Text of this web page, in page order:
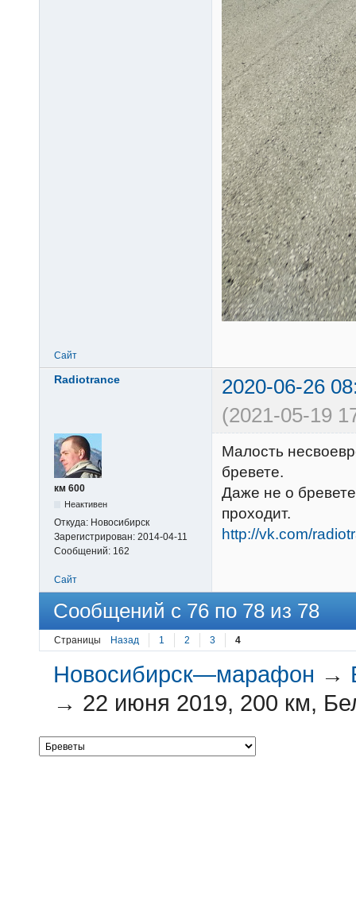
Сайт
Radiotrance
2020-06-26
(2021-05-19
км 600
Неактивен
Откуда: Новосибирск
Зарегистрирован: 2014-04-11
Сообщений: 162
Малость
бревете.
Даже не о
проходит.
http://vk.com/
Сайт
Сообщений с 76 по 78 из 78
Страницы Назад 1 2 3 4
Новосибирск—марафон →
→ 22 июня 2019, 200 км,